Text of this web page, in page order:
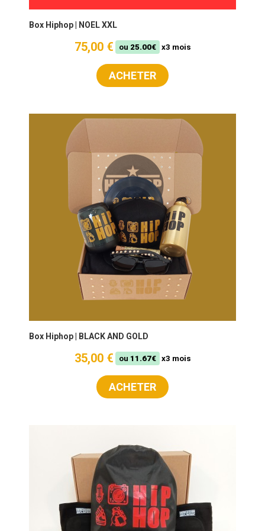
Box Hiphop | NOEL XXL
75,00 € ou 25.00€ x3 mois
ACHETER
Box Hiphop | BLACK AND GOLD
35,00 € ou 11.67€ x3 mois
ACHETER